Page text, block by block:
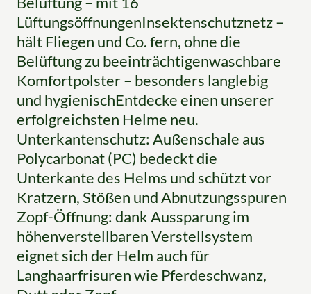
LüftungsöffnungenInsektenschutznetz –
hält Fliegen und Co. fern, ohne die
Belüftung zu beeinträchtigenwaschbare
Komfortpolster – besonders langlebig
und hygienischEntdecke einen unserer
erfolgreichsten Helme neu.
Unterkantenschutz: Außenschale aus
Polycarbonat (PC) bedeckt die
Unterkante des Helms und schützt vor
Kratzern, Stößen und Abnutzungsspuren
Zopf-Öffnung: dank Aussparung im
höhenverstellbaren Verstellsystem
eignet sich der Helm auch für
Langhaarfrisuren wie Pferdeschwanz,